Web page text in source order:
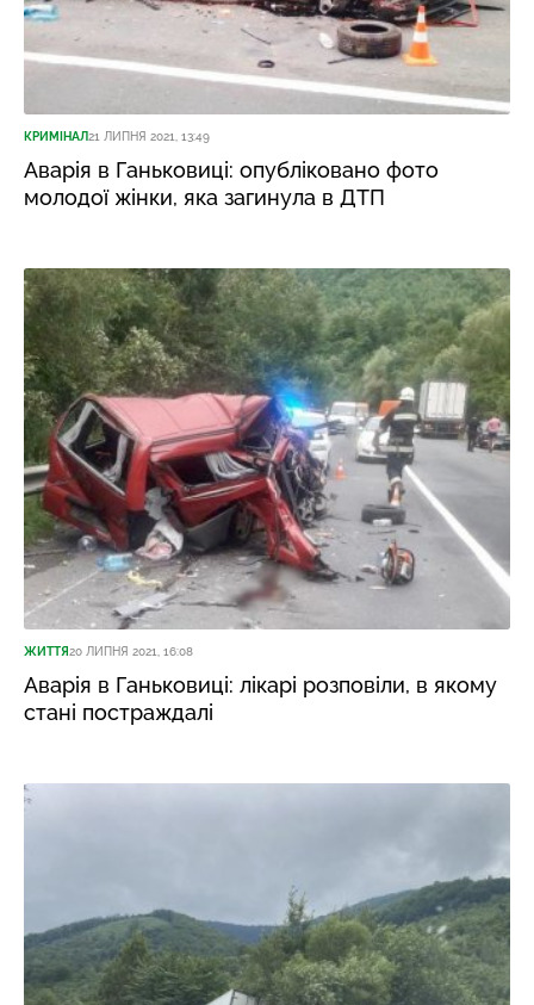
КРИМІНАЛ21 ЛИПНЯ 2021, 13:49
Аварія в Ганьковиці: опубліковано фото
молодої жінки, яка загинула в ДТП
ЖИТТЯ20 ЛИПНЯ 2021, 16:08
Аварія в Ганьковиці: лікарі розповіли, в якому
стані постраждалі